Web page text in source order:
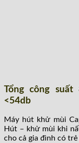
Tổng công
<54db
Máy hút khử mùi
Hút – khử mùi khi
cho cả gia đình có trẻ